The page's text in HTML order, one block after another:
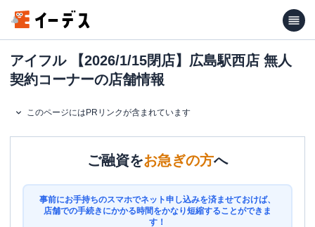
アイフル 【2026/1/15閉店】広島駅西店 無人
契約コーナーの店舗情報
このページにはPRリンクが含まれています
ご融資をお急ぎの方へ
事前にお手持ちのスマホでネット申し込みを済ませておけば、
店舗での手続きにかかる時間をかなり短縮することができま
す！